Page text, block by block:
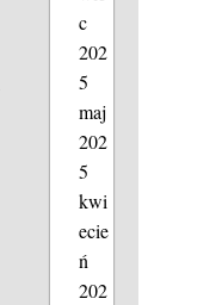
c
202
5
maj
202
5
kwi
ecie
ń
202